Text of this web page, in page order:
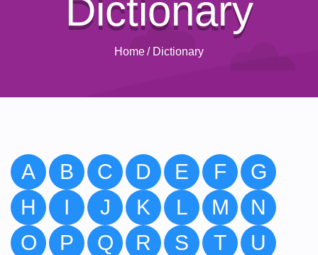
Dictionary
Home/ Dictionary
A B C D E F
G
H
I J K L M
N
O
P Q R S T
U